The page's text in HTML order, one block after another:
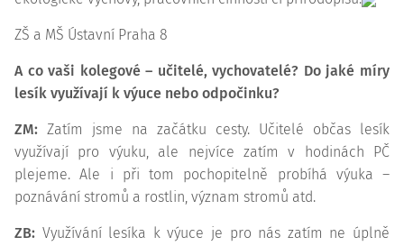
ZŠ a MŠ Ústavní Praha 8
A co vaši kolegové – učitelé, vychovatelé? Do jaké míry
lesík využívají k výuce nebo odpočinku?
ZM: Zatím jsme na začátku cesty. Učitelé občas lesík
využívají pro výuku, ale nejvíce zatím v hodinách PČ
plejeme. Ale i při tom pochopitelně probíhá výuka –
poznávání stromů a rostlin, význam stromů atd.
ZB: Využívání lesíka k výuce je pro nás zatím ne úplně